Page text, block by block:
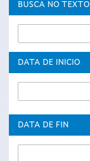
BUSCA NO TEXTO
DATA DE INICIO
de
DATA DE FIN